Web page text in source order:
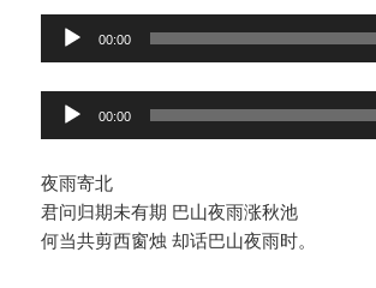
频
播
器
00:00
频
放
器
00:00
夜雨寄北
君问归期未有期 巴山夜雨涨秋池
何当共剪西窗烛 却话巴山夜雨时。